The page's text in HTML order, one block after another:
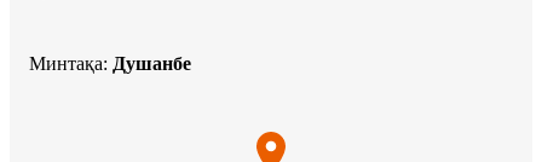
Минтақа: Душанбе